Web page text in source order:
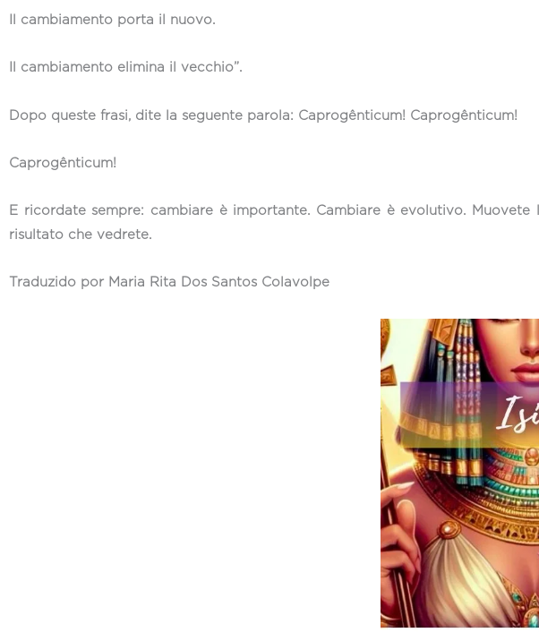
Il cambiamento porta il nuovo.
Il cambiamento elimina il vecchio”.
Dopo queste frasi, dite la seguente parola: Caprogênticum! Caprogênticum!
Caprogênticum!
E ricordate sempre: cambiare è importante. Cambiare è evolutivo.
risultato che vedrete.
Traduzido por Maria Rita Dos Santos Colavolpe